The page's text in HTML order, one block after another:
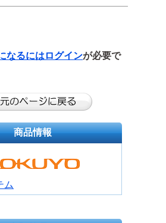
なるには ログインが必要で
商品情報
ム